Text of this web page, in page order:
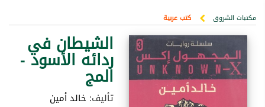
مكتبات الشروق كتب عربية
الشيطان في
ردائه الأسود -
المج
تأليف: خالد أمين